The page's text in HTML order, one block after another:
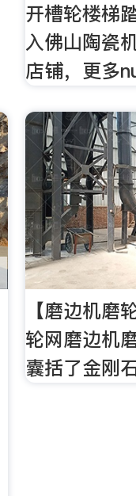
开槽轮楼梯
入佛山陶瓷
店铺，更多
【磨边机磨
轮网磨边机
囊括了金刚